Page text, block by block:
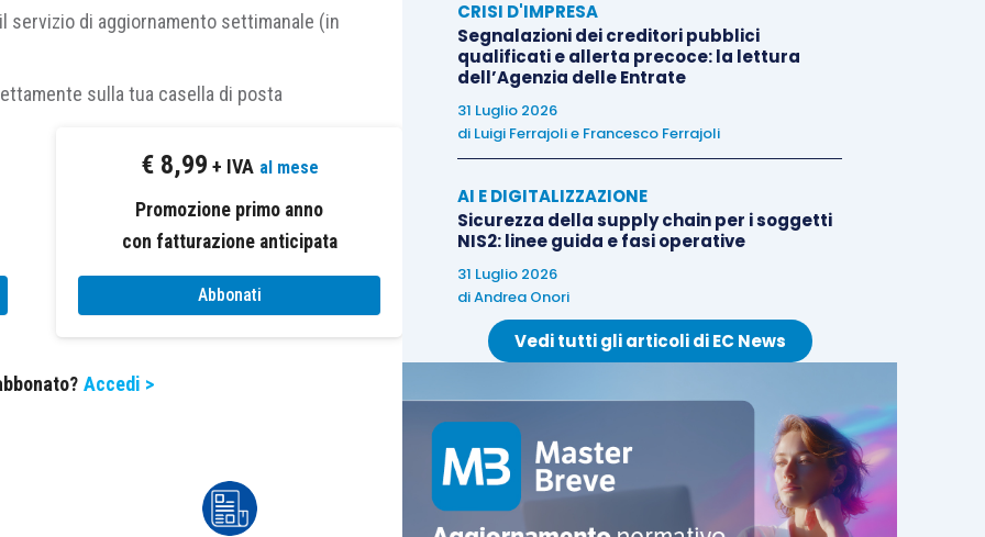
ma è dovutaunicamente dal primo soggetto
articolo 74, D.P.R. 633/1972, alle
(Sali e tabacchi);
, di periodici, di libri, dei relativi supporti;
e mezzi tecnici per fruire dei servizi di
servizio di aggiornamento settimanale (in
sulla tua casella di posta
€ 8,99 + IVA al mese
Promozione primo anno
con fatturazione anticipata
Abbonati
Accedi >
CRISI D'IMPRESA
Segnalazioni dei creditori pubblici
qualificati e allerta precoce: la lettura
dell’Agenzia delle Entrate
31 Luglio 2026
di Luigi Ferrajolie Francesco Ferrajoli
AI E DIGITALIZZAZIONE
Sicurezza della supply chain per i soggetti
NIS2: linee guida e fasi operative
31 Luglio 2026
diAndrea Onori
Vedi tutti gli articoli di EC News